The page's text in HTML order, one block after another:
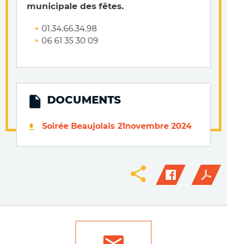
municipale des fêtes.
01.34.66.34.98
06 61 35 30 09
DOCUMENTS
Soirée Beaujolais 21novembre 2024